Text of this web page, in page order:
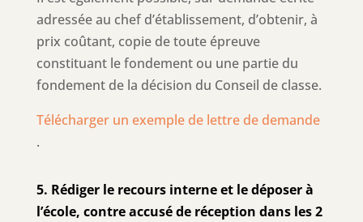
adressée au chef d’établissement, d’obtenir, à
prix coûtant, copie de toute épreuve
constituant le fondement ou une partie du
fondement de la décision du Conseil de classe.
Télécharger un exemple de lettre de demande
.
5. Rédiger le recours interne et le déposer à
l’école, contre accusé de réception dans les 2